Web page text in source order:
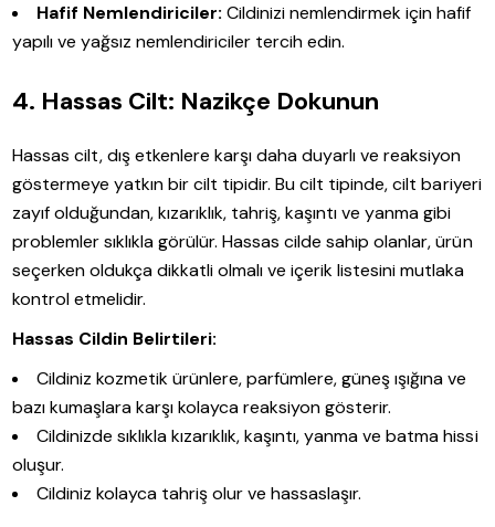
Hafif Nemlendiriciler: Cildinizi nemlendirmek için hafif
yapılı ve yağsız nemlendiriciler tercih edin.
4. Hassas Cilt: Nazikçe Dokunun
Hassas cilt, dış etkenlere karşı daha duyarlı ve reaksiyon
göstermeye yatkın bir cilt tipidir. Bu cilt tipinde, cilt bariyeri
zayıf olduğundan, kızarıklık, tahriş, kaşıntı ve yanma gibi
problemler sıklıkla görülür. Hassas cilde sahip olanlar, ürün
seçerken oldukça dikkatli olmalı ve içerik listesini mutlaka
kontrol etmelidir.
Hassas Cildin Belirtileri:
Cildiniz kozmetik ürünlere, parfümlere, güneş ışığına ve
bazı kumaşlara karşı kolayca reaksiyon gösterir.
Cildinizde sıklıkla kızarıklık, kaşıntı, yanma ve batma hissi
oluşur.
Cildiniz kolayca tahriş olur ve hassaslaşır.